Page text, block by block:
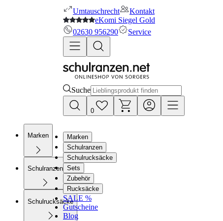
Umtauschrecht
Kontakt
eKomi Siegel Gold
02630 956290
Service
Suche
0
Marken
Schulranzen
Schulrucksäcke
Marken
Schulranzen
Schulrucksäcke
Sets
Zubehör
Rucksäcke
SALE %
Gutscheine
Blog